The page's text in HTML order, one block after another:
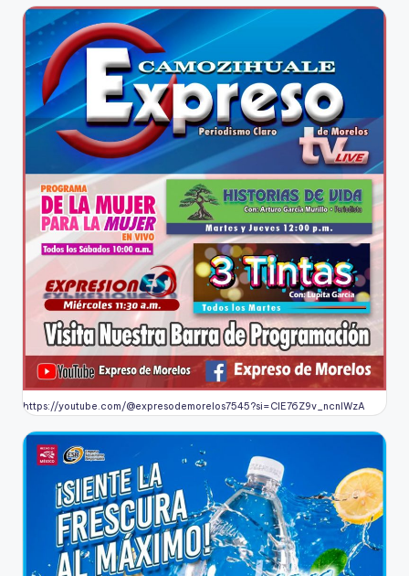
https://youtube.com/@expresodemorelos7545?si=CIE76Z9v_ncnlWzA